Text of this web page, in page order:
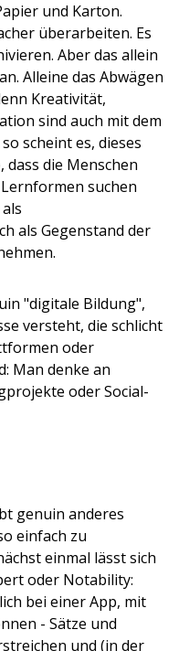
und Karton.
überarbeiten. Es
Aber das allein
Alleine das Abwägen
Kreativität,
sind auch mit dem
scheint es, dieses
dass die Menschen
suchen
als Gegenstand der
"digitale Bildung",
versteht, die schlicht
oder
Man denke an
oder Social-
genuin anderes
einfach zu
einmal lässt sich
oder Notability:
bei einer App, mit
- Sätze und
und (in der